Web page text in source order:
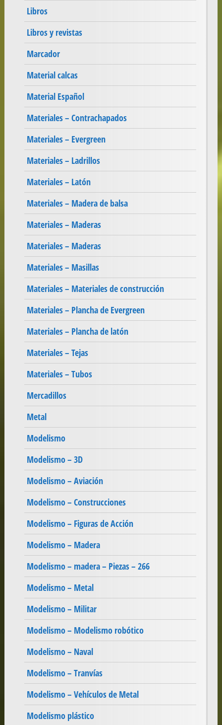
Libros
Libros y revistas
Marcador
Material calcas
Material Español
Materiales – Contrachapados
Materiales – Evergreen
Materiales – Ladrillos
Materiales – Latón
Materiales – Madera de balsa
Materiales – Maderas
Materiales – Maderas
Materiales – Masillas
Materiales – Materiales de construcción
Materiales – Plancha de Evergreen
Materiales – Plancha de latón
Materiales – Tejas
Materiales – Tubos
Mercadillos
Metal
Modelismo
Modelismo – 3D
Modelismo – Aviación
Modelismo – Construcciones
Modelismo – Figuras de Acción
Modelismo – Madera
Modelismo – madera – Piezas – 266
Modelismo – Metal
Modelismo – Militar
Modelismo – Modelismo robótico
Modelismo – Naval
Modelismo – Tranvías
Modelismo – Vehículos de Metal
Modelismo plástico